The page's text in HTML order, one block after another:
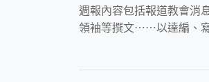
週報內容包括報道教會消
領袖等撰文⋯⋯以達編、